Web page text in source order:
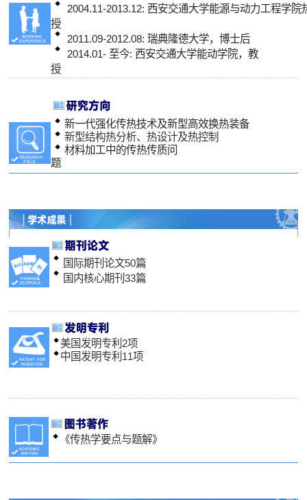
2004.11-2013.12: 西安交通大学能源与动力工程学
授
2011.09-2012.08: 瑞典隆德大学，博士后
2014.01- 至今: 西安交通大学能动学院，教
授
新一代强化传热技术及新型高效换热装备
新型结构热分析、热设计及热控制
材料加工中的传热传质问
国际期刊论文50篇
国内核心期
美国发明专利2项
中国发明专
《传热学要点